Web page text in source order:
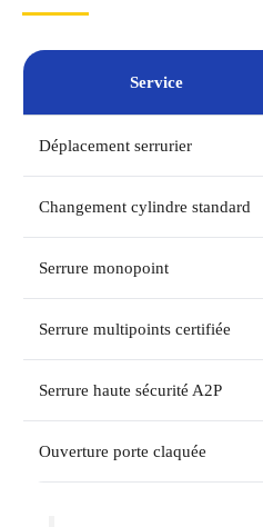
Service
Déplacement serrurier
Changement cylindre standard
Serrure monopoint
Serrure multipoints certifiée
Serrure haute sécurité A2P
Ouverture porte claquée